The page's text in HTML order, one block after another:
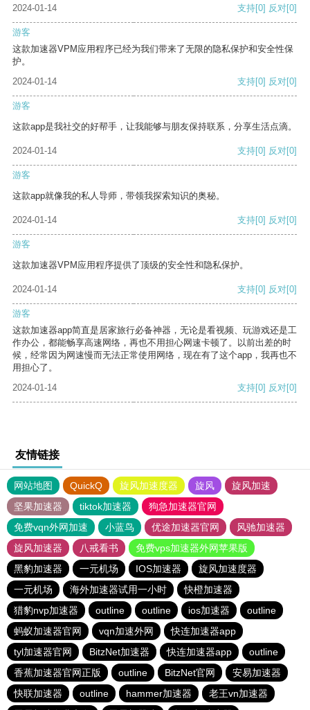
2024-01-14
支持[0] 反对[0]
游客
这款加速器VPM应用程序已经为我们带来了无限的隐私保护和安全性保
护。
2024-01-14
支持[0] 反对[0]
游客
这款app是我社交的好帮手，让我能够与朋友保持联系，分享生活点滴。
2024-01-14 支持[0] 反对[0]
游客
这款app就像我的私人导师，带领我探索知识的奥秘。
2024-01-14 支持[0] 反对[0]
游客
这款加速器VPM应用程序提供了顶级的安全性和隐私保护。
2024-01-14 支持[0] 反对[0]
游客
这款加速器app简直是居家旅行必备神器，无论是看视频、玩游戏还是工
作办公，都能畅享高速网络，再也不用担心网速卡顿了。以前出差的时
候，经常因为网速慢而无法正常使用网络，现在有了这个app，我再也不
用担心了。
2024-01-14
支持[0] 反对[0]
友情链接
网站地图 QuickQ 旋风加速度器 旋风
旋风加速
坚果加速器
tiktok加速器
狗急加速器官网
免费vqn外网加速
小蓝鸟 优途加速器官网
风驰加速器
旋风加速器
八戒看书
免费vps加速器外网苹果版
黑豹加速器
一元机场 IOS加速器
旋风加速度器
一元机场
海外加速器试用一小时
快橙加速器
猎豹nvp加速器
outline outline ios加速器
outline
蚂蚁加速器官网
vqn加速外网
快连加速器app
tyl加速器官网
BitzNet加速器 快连加速器app
outline
香蕉加速器官网正版
outline BitzNet官网
安易加速器
快联加速器
outline hammer加速器
老王vn加速器